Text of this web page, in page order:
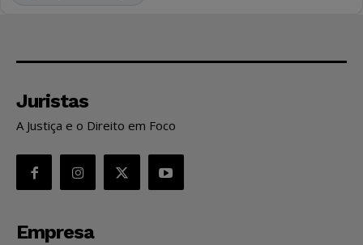
Juristas
A Justiça e o Direito em Foco
Empresa